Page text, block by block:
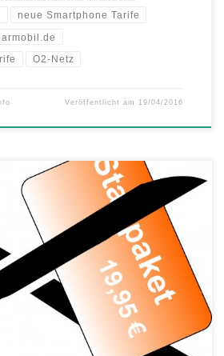
neue Smartphone Tarife
O2-Netz
Veröffentlicht am 19/04/2016
Vertragslaufzeit! Der monatlich kündbare
Handytarif für nur 4,95 Euro monatlich bis
Von heute bis einschließlich 25.04.2016
D-Netz Angebot den
ohne Startpaketpreis an. Den
weiterhin ohne Vertragslaufzeit. Mit dem
400 […]